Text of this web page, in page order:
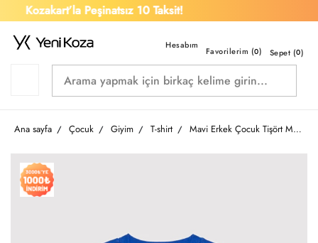
Kozakart’la Peşinatsız 10 Taksit!
Favorilerim (0) Sepet (0)
Ana sayfa Çocuk Giyim T-shirt Mavi Erkek Çocuk Tişört M6610422-70896